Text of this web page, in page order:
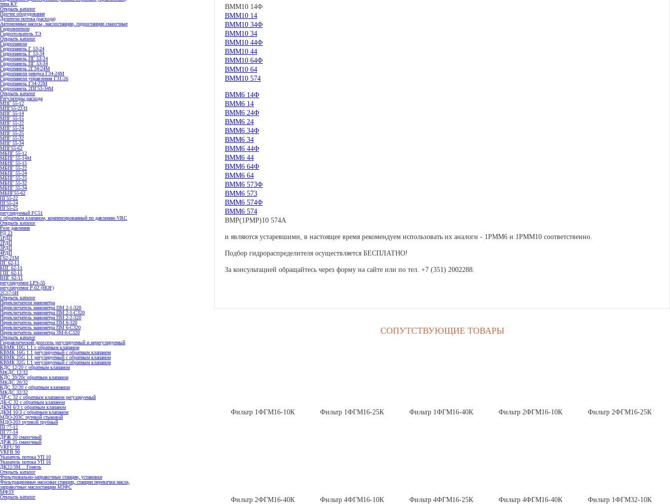
типа КУ
Открыть каталог
Прочее оборудование
Делители потока (расхода)
Автономные насосы, маслостанции, гидростанции смазочные
Гидровентили
Гидротолкатель ТЭ
Открыть каталог
Гидропанели
Гидропанель Г 53-24
Гидропанель Г 53-34
Гидропанель ПГ 53-24
Гидропанель ПГ 53-34
Гидропанель 2Г34-24М
Гидропанели реверса Г34-24М
Гидропанели управления Г31-26
Гидропанель Г34-22М
Гидропанель 2ПГ53-34М
Открыть каталог
Регуляторы расхода
МПГ 55-12
МПГ55-22/П
МПГ 55-14
МПГ 55-15
МПГ 55-22
МПГ 55-24
МПГ 55-25
МПГ 55-32
МПГ 55-34
МПГ55-62
МБПГ 55-12
МБПГ 55-14М
МБПГ 55-15
МБПГ 55-22
МБПГ 55-24
МБПГ 55-25
МБПГ 55-32
МБПГ 55-34
МБПГ55-62
ПГ55-22
ПГ55-24
ПГ55-25
регулируемый FC51
с обратным клапаном, компенсированный по давлению VRC
Открыть каталог
Реле давления
РД 23
1РДП
2РДП
3РДП
4РДП
Г62-21М
ПГ 62-11
БПГ 62-11
ГПГ 62-11
ВПГ 62-11
регулируемое LPS-35
регулируемое P-02 (HOF)
2С57-5Н
Открыть каталог
Переключатели манометра
Переключатель манометра ПМ 2-1-320
Переключатель манометра ПМ 2-1-С320
Переключатель манометра ПМ 2-2-320
Переключатель манометра ПМ 6-320
Переключатель манометра ПМ 6-С320
Переключатель манометра 3M-6-C320
Открыть каталог
Гидравлический дроссель регулируемый и нерегулируемый
КВМК 10G 1.1 с обратным клапаном
КВМК 16G 1.1 регулируемый с обратным клапаном
КВМК 25G 1.1 регулируемый с обратным клапаном
КВМК 32G 1.1 регулируемый с обратным клапаном
КДC 12/20 с обратным клапаном
МКДС 12/32
КДC 20/20с обратным клапаном
МКДС 20/32
КДC 32/20 с обратным клапаном
МКДС 32/32
ДР-С 32 с обратным клапаном регулируемый
ДК-С 32 с обратным клапаном
ДКМ 6/3 с обратным клапаном
ДКМ 10/3 с обратным клапаном
МДО-203С путевой стыковой
МДО-203 путевой трубный
ПГ77-12
ПГ77-14
ДРЖ 20 смазочный
ДРЖ 25 смазочный
VRFU 90
VRFВ 90
Указатель потока УП 10
Указатель потока УП 16
ДК22/3М... Гомель
Открыть каталог
Фильтровально-заправочные станции, установки
Фильтрационные насосные станции, станции перекачки масла,
заправочные маслостанции МЗФС
МФЗУ
Открыть каталог
ВММ10 14Ф
ВММ10 14
ВММ10 34Ф
ВММ10 34
ВММ10 44Ф
ВММ10 44
ВММ10 64Ф
ВММ10 64
ВММ10 574
ВММ6 14Ф
ВММ6 14
ВММ6 24Ф
ВММ6 24
ВММ6 34Ф
ВММ6 34
ВММ6 44Ф
ВММ6 44
ВММ6 64Ф
ВММ6 64
ВММ6 573Ф
ВММ6 573
ВММ6 574Ф
ВММ6 574
ВМР(1РМР)10 574А
и являются устаревшими, в настоящее время рекомендуем использовать их аналоги - 1РММ6 и 1РММ10 соответственно.
Подбор гидрораспределителя осуществляется БЕСПЛАТНО!
За консультацией обращайтесь через форму на сайте или по тел. +7 (351) 2002288.
СОПУТСТВУЮЩИЕ ТОВАРЫ
Фильтр 1ФГМ16-10К Фильтр 1ФГМ16-25К Фильтр 1ФГМ16-40К Фильтр 2ФГМ16-10К Фильтр 2ФГМ16-25К
Фильтр 2ФГМ16-40К Фильтр 4ФГМ16-10К Фильтр 4ФГМ16-25К Фильтр 4ФГМ16-40К Фильтр 1ФГМ32-10К